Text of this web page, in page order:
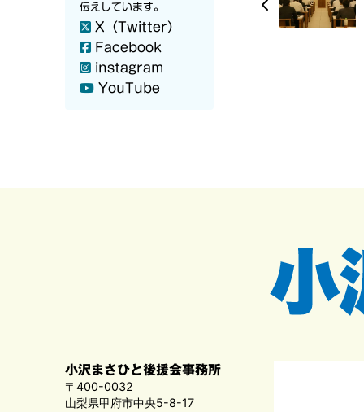
伝えしています。
X（Twitter）
Facebook
instagram
YouTube
小沢まさひと後援会事務所
〒400-0032
山梨県甲府市中央5-8-17